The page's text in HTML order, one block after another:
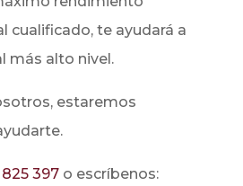
cualificado, te ayudará a
más alto nivel.
estaremos
825 397o escríbenos: